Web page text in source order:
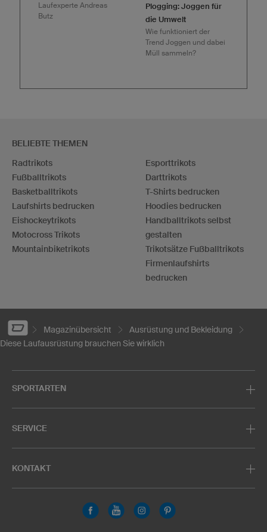
Laufexperte Andreas
Butz
Plogging: Joggen für
die Umwelt
Wie funktioniert der
Trend Joggen und dabei
Müll sammeln?
BELIEBTE THEMEN
Radtrikots
Fußballtrikots
Basketballtrikots
Laufshirts bedrucken
Eishockeytrikots
Motocross Trikots
Mountainbiketrikots
Esporttrikots
Darttrikots
T-Shirts bedrucken
Hoodies bedrucken
Handballtrikots selbst
gestalten
Trikotsätze Fußballtrikots
Firmenlaufshirts
bedrucken
Magazinübersicht
Ausrüstung und Bekleidung
Diese Laufausrüstung brauchen Sie wirklich
SPORTARTEN
SERVICE
KONTAKT